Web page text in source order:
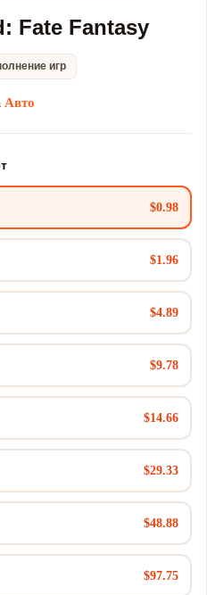
Fate Fantasy
игр
Авто
$0.98
$1.96
$4.89
$9.78
$14.66
$29.33
$48.88
$97.75